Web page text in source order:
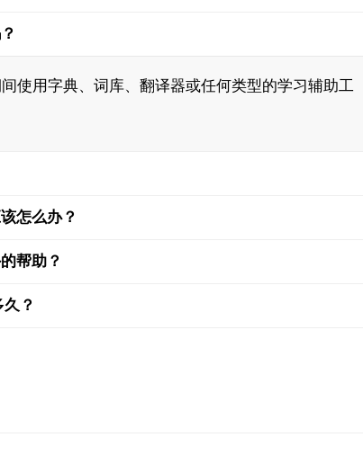
使用字典、词库、翻译器或任何类型的学习辅助工
怎么办？
帮助？
？